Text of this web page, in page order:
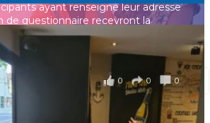
ayant renseigné leur adresse
de questionnaire recevront la
résultats...Voir plus
0 0 0
Se souvenir de moi